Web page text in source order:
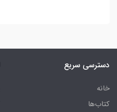
دسترسی سریع
خانه
کتاب‌ها